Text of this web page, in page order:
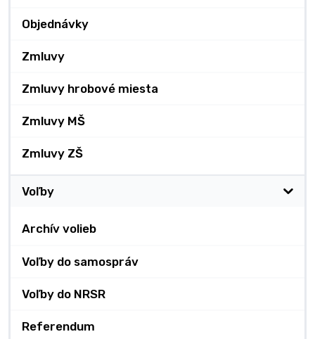
Objednávky
Zmluvy
Zmluvy hrobové miesta
Zmluvy MŠ
Zmluvy ZŠ
Voľby
Archív volieb
Voľby do samospráv
Voľby do NRSR
Referendum